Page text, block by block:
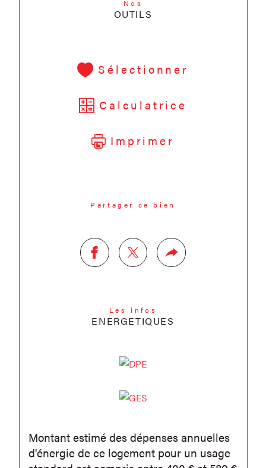
Nos
OUTILS
Sélectionner
Calculatrice
Imprimer
Partager ce bien
Les infos
ENERGETIQUES
Montant estimé des dépenses annuelles
d'énergie de ce logement pour un usage